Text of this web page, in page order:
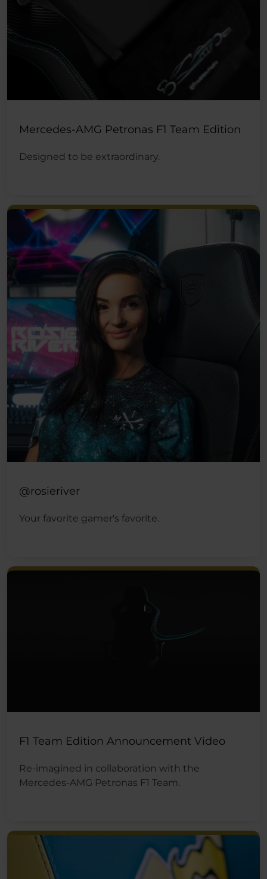
Mercedes-AMG Petronas F1 Team Edition
Designed to be extraordinary.
@rosieriver
Your favorite gamer's favorite.
F1 Team Edition Announcement Video
Re-imagined in collaboration with the
Mercedes-AMG Petronas F1 Team.